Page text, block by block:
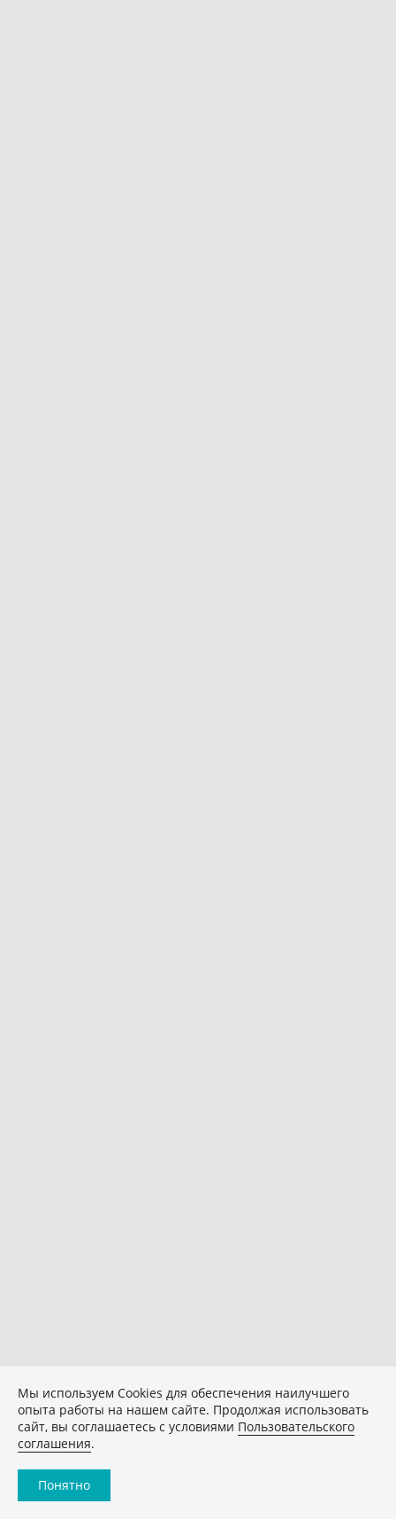
Мы используем Сookies для обеспечения наилучшего
опыта работы на нашем сайте. Продолжая использовать
сайт, вы соглашаетесь с условиями Пользовательского
соглашения.
Понятно